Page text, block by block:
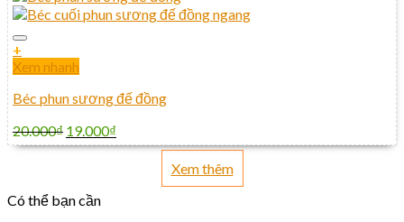
+
Xem nhanh
Béc phun sương đế đồng
20.000₫ 19.000₫
Xem thêm
Có thể bạn cần